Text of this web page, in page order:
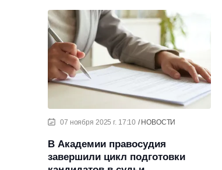
07 ноября 2025 г. 17:10 НОВОСТИ
В Академии правосудия
завершили цикл подготовки